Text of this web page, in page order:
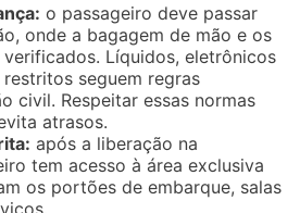
o passageiro deve passar
onde a bagagem de mão e os
Líquidos, eletrônicos
seguem regras
civil. Respeitar essas normas
atrasos.
após a liberação na
tem acesso à área exclusiva
os portões de embarque, salas